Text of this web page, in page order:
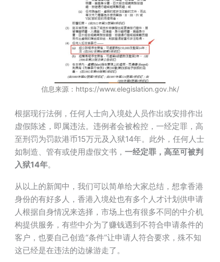
信息来源：https://www.elegislation.gov.hk/
根据现行法例，任何人士向入境处人员作出或安排作出
虚假陈述，即属违法。违例者会被检控，一经定罪，高
至刑罚为罚款港币15万元及入狱14年。此外，任何人士
如制造、管有或使用虚假文书， 一经定罪，高至可被判
入狱14年。
从以上的新闻中，我们可以简单给大家总结，想拿香港
身份的有好多人，香港入境处也有多个人才计划供申请
人根据自身情况来选择，市场上也有很多不同的中介机
构提供服务，有些中介为了赚钱遇到不符合申请条件的
客户，也要自己创造“条件”让申请人符合要求，殊不知
这已经是在违法的边缘游走了。